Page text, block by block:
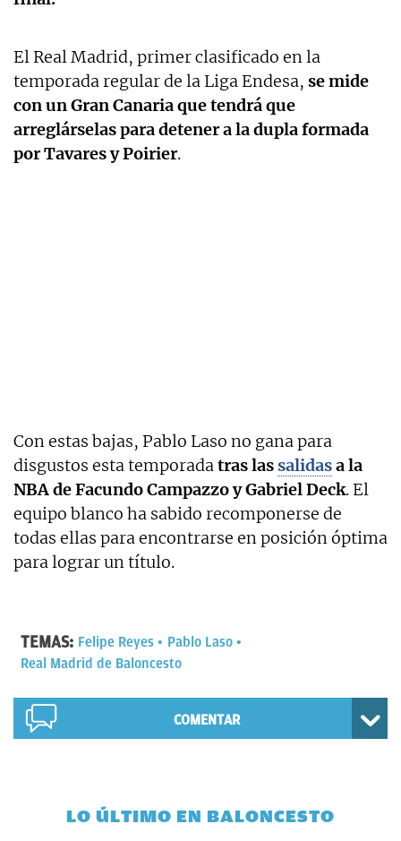
El Real Madrid, primer clasificado en la
temporada regular de la Liga Endesa, se mide
con un Gran Canaria que tendrá que
arreglárselas para detener a la dupla formada
por Tavares y Poirier.
Con estas bajas, Pablo Laso no gana para
disgustos esta temporadatras las salidasa la
NBA de Facundo Campazzo y Gabriel Deck. El
equipo blanco ha sabido recomponerse de
todas ellas para encontrarse en posición óptima
para lograr un título.
TEMAS: Felipe Reyes
Pablo Laso
Real Madrid de Baloncesto
COMENTAR
LO ÚLTIMO EN BALONCESTO